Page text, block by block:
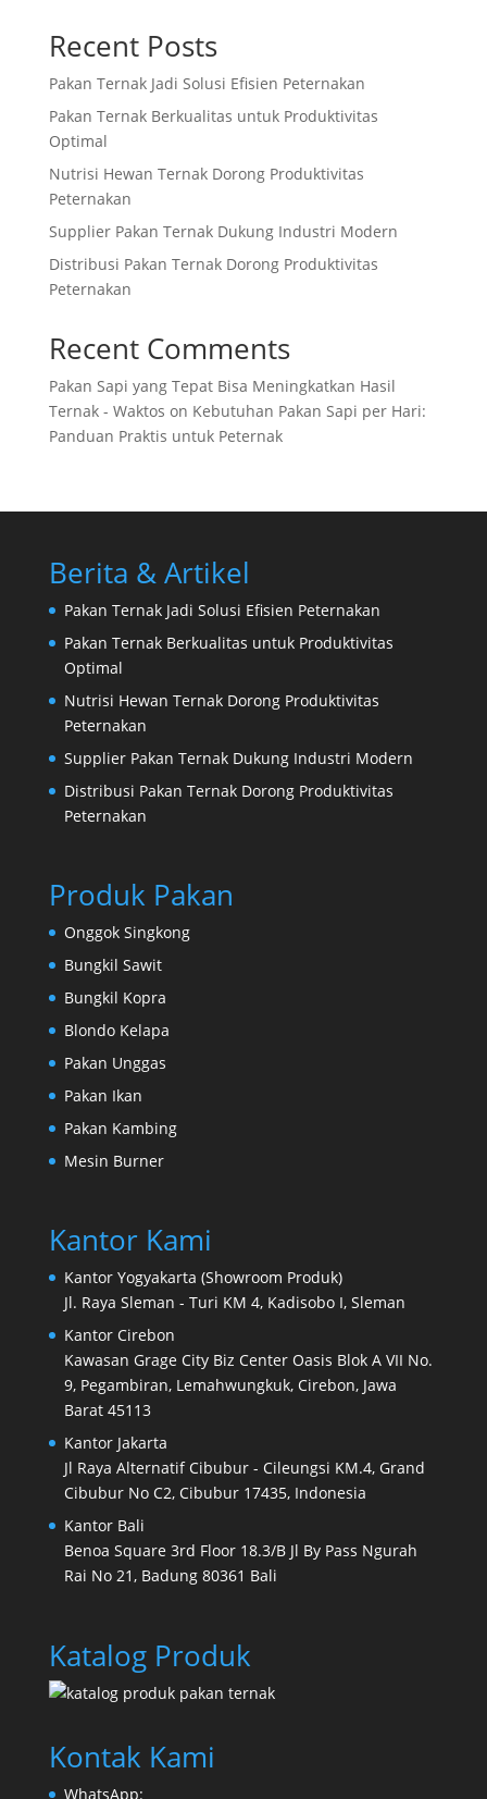
Recent Posts
Pakan Ternak Jadi Solusi Efisien Peternakan
Pakan Ternak Berkualitas untuk Produktivitas
Optimal
Nutrisi Hewan Ternak Dorong Produktivitas
Peternakan
Supplier Pakan Ternak Dukung Industri Modern
Distribusi Pakan Ternak Dorong Produktivitas
Peternakan
Recent Comments
Pakan Sapi yang Tepat Bisa Meningkatkan Hasil
Ternak - Waktos on Kebutuhan Pakan Sapi per Hari:
Panduan Praktis untuk Peternak
Berita & Artikel
Pakan Ternak Jadi Solusi Efisien Peternakan
Pakan Ternak Berkualitas untuk Produktivitas
Optimal
Nutrisi Hewan Ternak Dorong Produktivitas
Peternakan
Supplier Pakan Ternak Dukung Industri Modern
Distribusi Pakan Ternak Dorong Produktivitas
Peternakan
Produk Pakan
Onggok Singkong
Bungkil Sawit
Bungkil Kopra
Blondo Kelapa
Pakan Unggas
Pakan Ikan
Pakan Kambing
Mesin Burner
Kantor Kami
Kantor Yogyakarta (Showroom Produk)
Jl. Raya Sleman - Turi KM 4, Kadisobo I, Sleman
Kantor Cirebon
Kawasan Grage City Biz Center Oasis Blok A VII No.
9, Pegambiran, Lemahwungkuk, Cirebon, Jawa
Barat 45113
Kantor Jakarta
Jl Raya Alternatif Cibubur - Cileungsi KM.4, Grand
Cibubur No C2, Cibubur 17435, Indonesia
Kantor Bali
Benoa Square 3rd Floor 18.3/B Jl By Pass Ngurah
Rai No 21, Badung 80361 Bali
Katalog Produk
Kontak Kami
WhatsApp: